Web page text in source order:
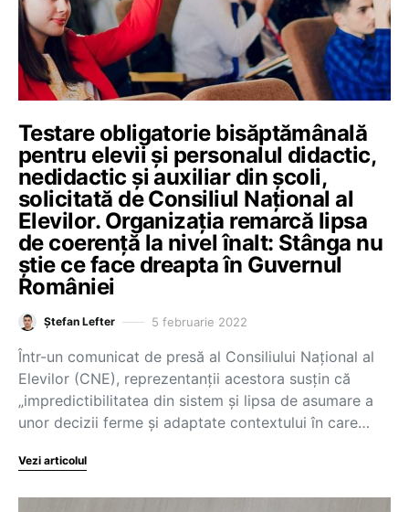
Testare obligatorie bisăptămânală
pentru elevii și personalul didactic,
nedidactic și auxiliar din școli,
solicitată de Consiliul Național al
Elevilor. Organizația remarcă lipsa
de coerență la nivel înalt: Stânga nu
știe ce face dreapta în Guvernul
României
Ștefan Lefter 5 februarie 2022
Într-un comunicat de presă al Consiliului Național al
Elevilor (CNE), reprezentanții acestora susțin că
„impredictibilitatea din sistem și lipsa de asumare a
unor decizii ferme și adaptate contextului în care…
Vezi articolul